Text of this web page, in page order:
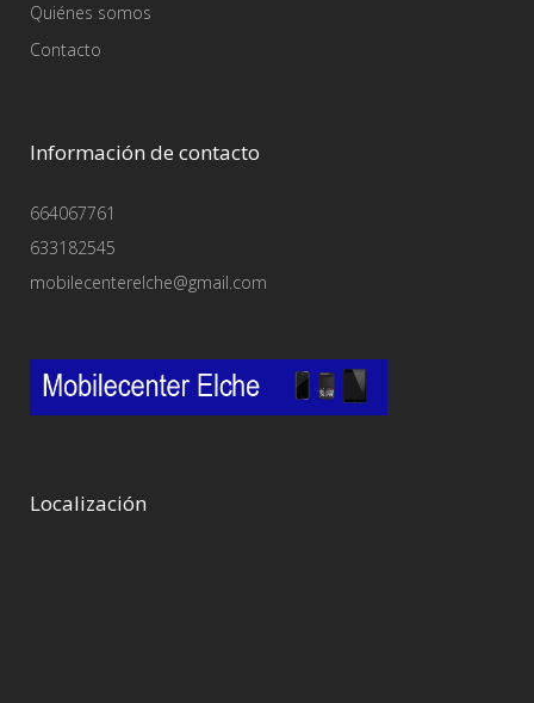
Quiénes somos
Contacto
Información de contacto
664067761
633182545
mobilecenterelche@gmail.com
Localización